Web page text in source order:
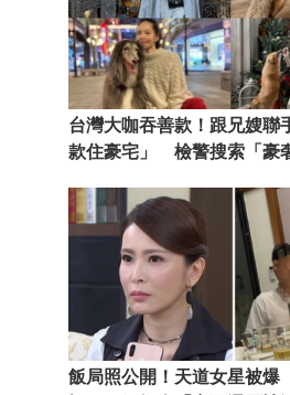
台灣大咖吞善款！跟兄嫂聯
款住豪宅」 檢警搜索「豪
飯局照公開！天道女星被爆